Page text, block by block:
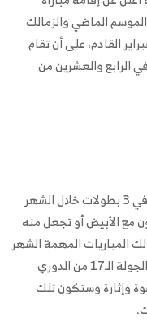
الماضي والزمالك
لقب كأس مصر في أبوظبي في 20 فبراير القادم، على أن تقام
الرابع والعشرين من
وسيخوض الزمالك 4 مباريات مهمة للغاية في 3 بطولات خلال الشهر
مع الأبيض أو تجعل منه
المباريات المهمة الشهر
المقبل بمواجهة الإسماعيلي يوم 9 فبراير بالجولة الـ17 من الدوري
وإثارة وستكون تلك